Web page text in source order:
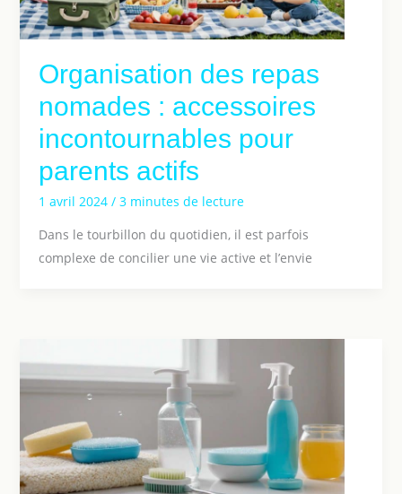
Organisation des repas
nomades : accessoires
incontournables pour
parents actifs
1 avril 2024 / 3 minutes de lecture
Dans le tourbillon du quotidien, il est parfois
complexe de concilier une vie active et l’envie